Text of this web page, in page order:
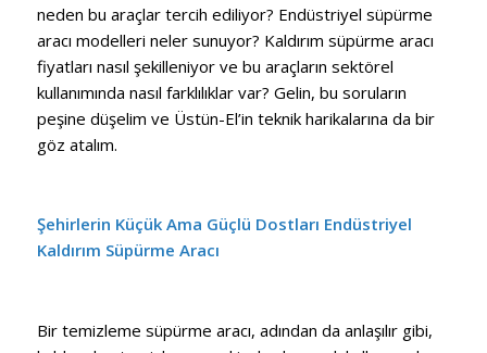
neden bu araçlar tercih ediliyor? Endüstriyel süpürme
aracı modelleri neler sunuyor? Kaldırım süpürme aracı
fiyatları nasıl şekilleniyor ve bu araçların sektörel
kullanımında nasıl farklılıklar var? Gelin, bu soruların
peşine düşelim ve Üstün-El’in teknik harikalarına da bir
göz atalım.
Şehirlerin Küçük Ama Güçlü Dostları Endüstriyel
Kaldırım Süpürme Aracı
Bir temizleme süpürme aracı, adından da anlaşılır gibi,